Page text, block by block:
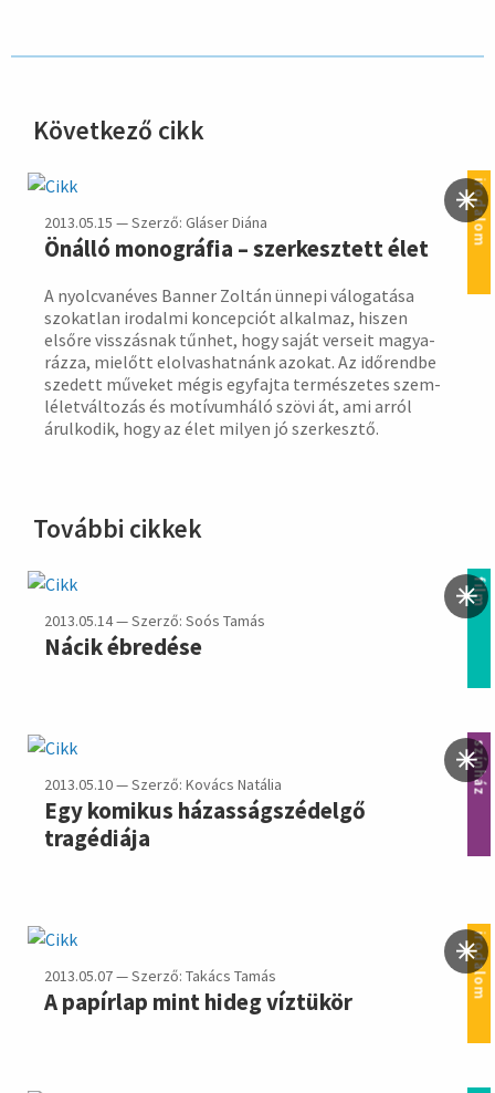
Következő cikk
irodalom
2013.05.15 — Szerző: Gláser Diána
Önálló monográfia – szerkesztett élet
A nyolcvanéves Banner Zoltán ün­nepi válo­gatá­sa
szokat­lan iro­dalmi koncep­ciót alkalmaz, hiszen
elsőre visszás­nak tűnhet, hogy saját verseit magya­
rázza, mielőtt elolvas­hatnánk azokat. Az idő­rendbe
szedett műveket mégis egyfajta termé­szetes szem­
lélet­válto­zás és motívum­háló szövi át, ami arról
árul­kodik, hogy az élet milyen jó szer­kesztő.
További cikkek
film
2013.05.14 — Szerző: Soós Tamás
Nácik ébredése
színház
2013.05.10 — Szerző: Kovács Natália
Egy komikus házasságszédelgő
tragédiája
irodalom
2013.05.07 — Szerző: Takács Tamás
A papírlap mint hideg víztükör